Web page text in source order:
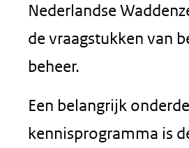
Nederlandse
de vraagstukken van
beheer.
Een belangrijk
kennisprogramma is